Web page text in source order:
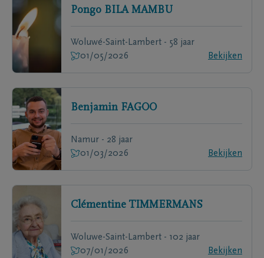
Pongo BILA MAMBU
Woluwé-Saint-Lambert - 58 jaar
01/05/2026
Bekijken
Benjamin FAGOO
Namur - 28 jaar
01/03/2026
Bekijken
Clémentine TIMMERMANS
Woluwe-Saint-Lambert - 102 jaar
07/01/2026
Bekijken